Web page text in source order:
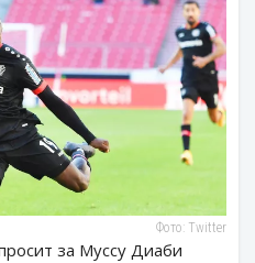
Фото: Twitter
за Муссу Диаби